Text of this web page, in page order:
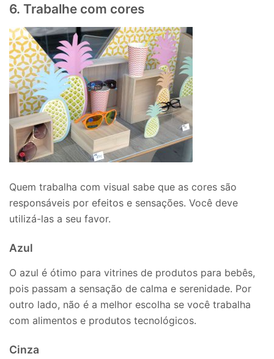
6. Trabalhe com cores
Quem trabalha com visual sabe que as cores são
responsáveis por efeitos e sensações. Você deve
utilizá-las a seu favor.
Azul
O azul é ótimo para vitrines de produtos para bebês,
pois passam a sensação de calma e serenidade. Por
outro lado, não é a melhor escolha se você trabalha
com alimentos e produtos tecnológicos.
Cinza